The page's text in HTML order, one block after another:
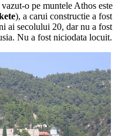
o pe muntele Athos este
), a carui constructie a fost
ai secolului 20, dar nu a fost
Nu a fost niciodata locuit.